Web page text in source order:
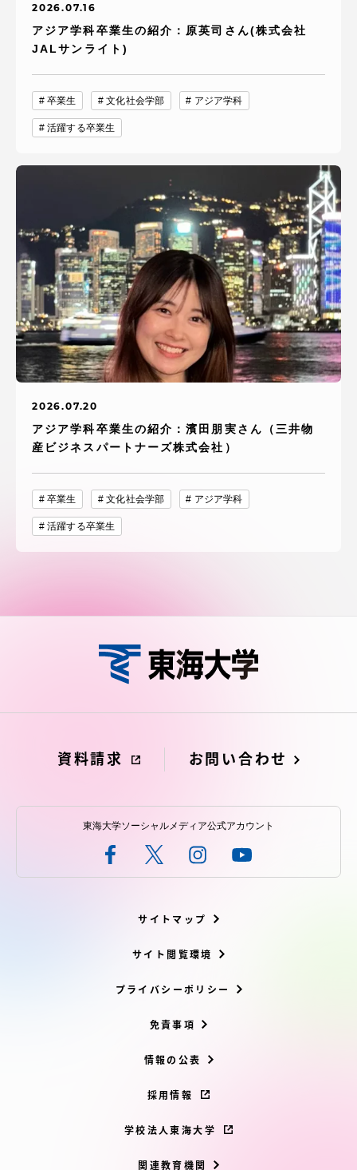
2026.07.16
アジア学科卒業生の紹介：原英司さん(株式会社
JALサンライト)
卒業生 文化社会学部 アジア学科
活躍する卒業生
2026.07.20
アジア学科卒業生の紹介：濱田朋実さん（三井物
産ビジネスパートナーズ株式会社）
卒業生 文化社会学部 アジア学科
活躍する卒業生
資料請求 お問い合わせ
東海大学ソーシャルメディア公式アカウント
サイトマップ
サイト閲覧環境
プライバシーポリシー
免責事項
情報の公表
採用情報
学校法人東海大学
関連教育機関